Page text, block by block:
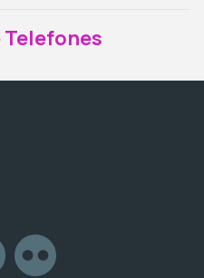
Telefones